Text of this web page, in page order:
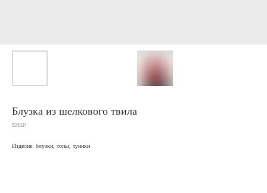
Блузка из шелкового твила
SKU:
Изделие: блузки, топы, туники